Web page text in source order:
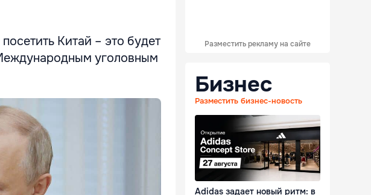
Китай – это будет
уголовным
Разместить рекламу на сайте
Бизнес
Разместить бизнес-новость
Adidas задает новый ритм: в